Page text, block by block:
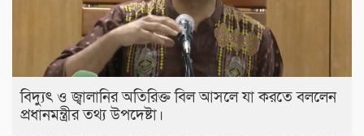
বিদ্যুৎ ও জ্বালানির অতিরিক্ত বিল আসলে যা করতে বললেন
প্রধানমন্ত্রীর তথ্য উপদেষ্টা।